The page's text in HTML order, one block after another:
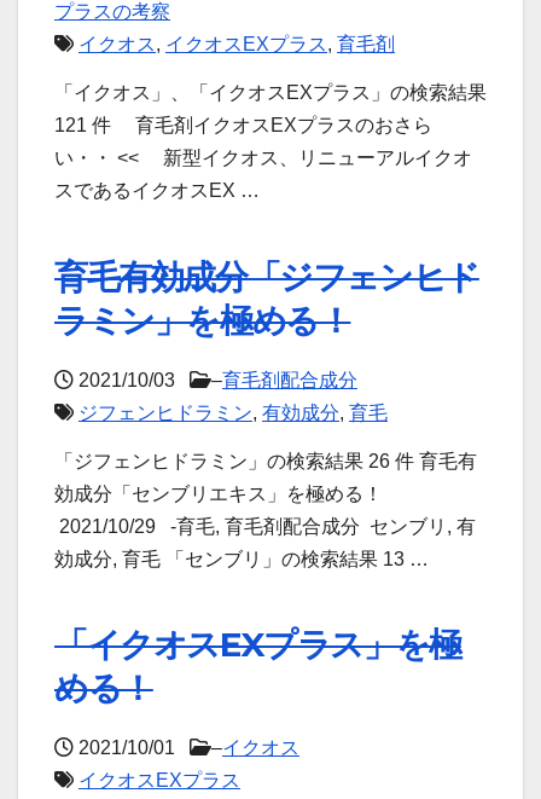
プラスの考察
イクオス, イクオスEXプラス, 育毛剤
「イクオス」、「イクオスEXプラス」の検索結果
121 件 育毛剤イクオスEXプラスのおさら
い・・ << 新型イクオス、リニューアルイクオ
スであるイクオスEX …
育毛有効成分「ジフェンヒド
ラミン」を極める！
2021/10/03 –育毛剤配合成分
ジフェンヒドラミン, 有効成分, 育毛
「ジフェンヒドラミン」の検索結果 26 件 育毛有
効成分「センブリエキス」を極める！
2021/10/29 -育毛, 育毛剤配合成分 センブリ, 有
効成分, 育毛 「センブリ」の検索結果 13 …
「イクオスEXプラス」を極
める！
2021/10/01 –イクオス
イクオスEXプラス